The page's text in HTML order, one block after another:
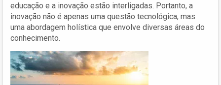
educação e a inovação estão interligadas. Portanto, a
inovação não é apenas uma questão tecnológica, mas
uma abordagem holística que envolve diversas áreas do
conhecimento.